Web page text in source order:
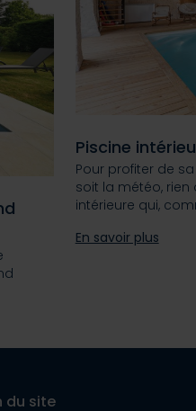
Piscine
Pour profiter de
soit la météo, rien
intérieure qui,
En savoir plus
du site